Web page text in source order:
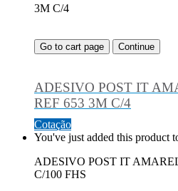
3M C/4
Go to cart page Continue
ADESIVO POST IT
REF 653 3M C/4
Cotação
You've just added this product
ADESIVO POST IT
C/100 FHS